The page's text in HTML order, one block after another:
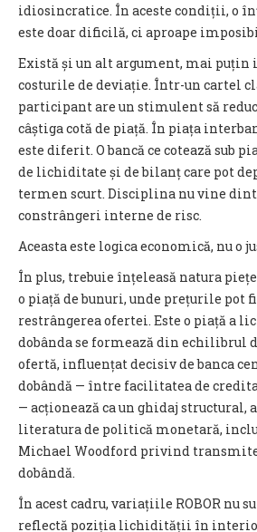
idiosincratice. În aceste condiții, o
este doar dificilă, ci aproape
Există și un alt argument, mai puțin
costurile de deviație. Într-un cartel
participant are un stimulent să
câștiga cotă de piață. În piața
este diferit. O bancă ce cotează sub
de lichiditate și de bilanț care pot
termen scurt. Disciplina nu vine
constrângeri interne de risc.
Aceasta este logica economică, nu o
În plus, trebuie înțeleasă natura
o piață de bunuri, unde prețurile pot
restrângerea ofertei. Este o piață a
dobânda se formează din echilibrul
ofertă, influențat decisiv de banca
dobândă — între facilitatea de
— acționează ca un ghidaj structural,
literatura de politică monetară,
Michael Woodford privind
dobândă.
În acest cadru, variațiile ROBOR nu
reflectă poziția lichidității în